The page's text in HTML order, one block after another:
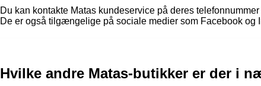
Du kan kontakte Matas kundeservice på deres
De er også tilgængelige på sociale medier som Facebook og
Hvilke andre Matas-butikker er der i